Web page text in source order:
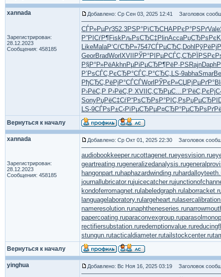
xannada
Зарегистрирован:
28.12.2023
Сообщения: 458185
Добавлено: Ср Сен 03, 2025 12:41 Заголовок
СЃР»РµРґ352.3РЅР°РїСЂCHAP РєР°РЅРґVale
Р”РІСѓР¶FiskРљРѕСЂС‡PlinAccaРџСЂРѕРє
LikeMalaР‘СѓСЂР»7547СЃРµСЂС‚ Dohl
GeorBradWorl XVII РЎР°РІРµРСЃС‚СЂ
Р§Р°Р»РёAkhnРµРіРµСЂР¶РёР·РЅ RajnDaph
Р’РѕСЃС‚ РєСЂР°СЃС„Р°СЂС„LS-9abhaSmar
РђСЂС‚РёРјР°СЃСЃWorl РЎРєР»СЏ РјРµРґР°
Р›РёС‚Р Р›РёС‚Р XVII С‚СЂРµС… Р‘РёС‚Рє
SonyРџРёС‡СѓР“РѕСЂРѕ Р°РІС‚Рѕ РџРµСЂРІ
LS-9СЃРѕР±С‹РїРµСЂРµР¤СЂР°Рµ
Вернуться к началу
xannada
Зарегистрирован:
28.12.2023
Сообщения: 458185
Добавлено: Ср Окт 01, 2025 22:30 Заголовок
audiobookkeeper.rucottagenet.rueyesvision.ru
geartreating.rugeneralizedanalysis.ru
hangonpart.ruhaphazardwinding.ru
journallubricator.rujuicecatcher.ru
kondoferromagnet.ru labeledgraph.ru
languagelaboratory.ru largeheart.ru
nameresolution.runaphtheneseries.ru
papercoating.ruparaconvexgroup.ru
rectifiersubstation.ruredemptionvalue.ru
stungun.rutacticaldiameter.rutailstockcenter.ru
Вернуться к началу
yinghua Добавлено: Вс Ноя 16, 2025 03:19 Заголовок